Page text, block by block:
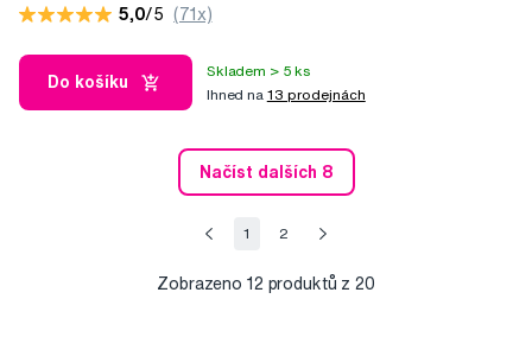
5,0/5 (71x)
Do košíku
Skladem > 5 ks
Ihned na 13 prodejnách
Načíst dalších 8
1 2
Zobrazeno 12 produktů z 20